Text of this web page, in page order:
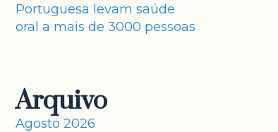
Portuguesa levam saúde
oral a mais de 3000 pessoas
Arquivo
Agosto 2026